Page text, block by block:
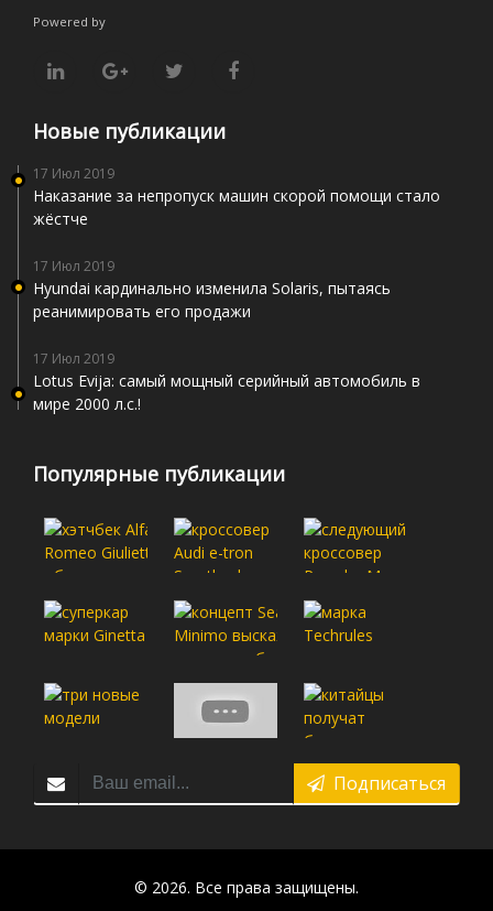
Powered by
Новые публикации
17 Июл 2019
Наказание за непропуск машин скорой помощи стало
жёстче
17 Июл 2019
Hyundai кардинально изменила Solaris, пытаясь
реанимировать его продажи
17 Июл 2019
Lotus Evija: самый мощный серийный автомобиль в
мире 2000 л.с.!
Популярные публикации
Подписаться
© 2026. Все права защищены.